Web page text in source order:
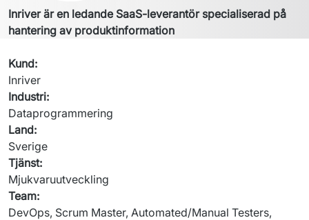
Inriver är en ledande SaaS-leverantör specialiserad på
hantering av produktinformation
Kund:
Inriver
Industri:
Dataprogrammering
Land:
Sverige
Tjänst:
Mjukvaruutveckling
Team:
DevOps, Scrum Master, Automated/Manual Testers,